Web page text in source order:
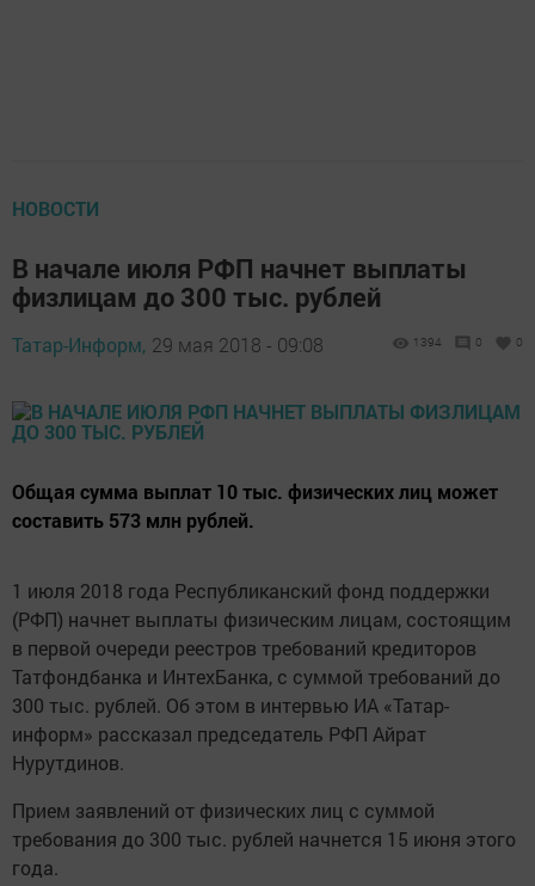
НОВОСТИ
В начале июля РФП начнет выплаты
физлицам до 300 тыс. рублей
Татар-Информ, 29 мая 2018 - 09:08 1394 0 0
Общая сумма выплат 10 тыс. физических лиц может
составить 573 млн рублей.
1 июля 2018 года Республиканский фонд поддержки
(РФП) начнет выплаты физическим лицам, состоящим
в первой очереди реестров требований кредиторов
Татфондбанка и ИнтехБанка, с суммой требований до
300 тыс. рублей. Об этом в интервью ИА «Татар-
информ» рассказал председатель РФП Айрат
Нурутдинов.
Прием заявлений от физических лиц с суммой
требования до 300 тыс. рублей начнется 15 июня этого
года.